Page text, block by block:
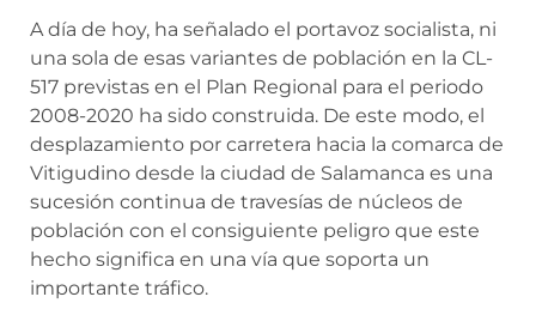
A día de hoy, ha señalado el portavoz socialista, ni
una sola de esas variantes de población en la CL-
517 previstas en el Plan Regional para el periodo
2008-2020 ha sido construida. De este modo, el
desplazamiento por carretera hacia la comarca de
Vitigudino desde la ciudad de Salamanca es una
sucesión continua de travesías de núcleos de
población con el consiguiente peligro que este
hecho significa en una vía que soporta un
importante tráfico.